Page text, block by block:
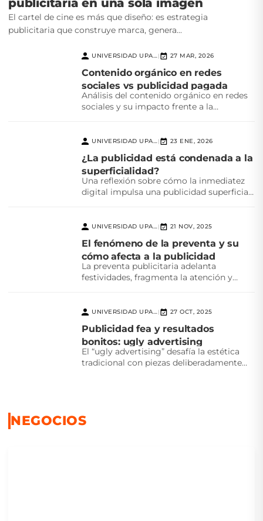
publicitaria en una sola imagen
El cartel de cine es más que diseño: es estrategia
publicitaria que construye marca, genera...
UNIVERSIDAD UPAEP | 27 MAR, 2026
Contenido orgánico en redes
sociales vs publicidad pagada
Análisis del contenido orgánico en redes
sociales y su impacto frente a la
UNIVERSIDAD UPAEP | 23 ENE, 2026
¿La publicidad está condenada a la
superficialidad?
Una reflexión sobre cómo la inmediatez
digital impulsa una publicidad superficial
UNIVERSIDAD UPAEP | 21 NOV, 2025
El fenómeno de la preventa y su
cómo afecta a la publicidad
La preventa publicitaria adelanta
festividades, fragmenta la atención y
UNIVERSIDAD UPAEP | 27 OCT, 2025
Publicidad fea y resultados
bonitos: ugly advertising
El “ugly advertising” desafía la estética
tradicional con piezas deliberadamente
NEGOCIOS